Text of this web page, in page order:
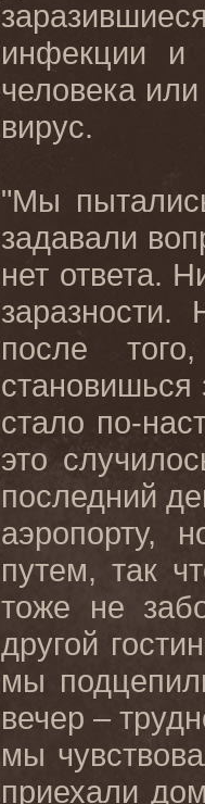
инфекции и
человека
вирус.
"Мы
задавали
нет ответа.
заразности.
после
становишься
стало по-
это
последний
аэропорту,
путем,так
тоже
не
другой
мы
вечер –
мы
приехали